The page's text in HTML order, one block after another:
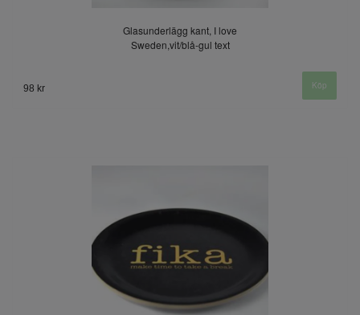
Glasunderlägg kant, I love
Sweden,vit/blå-gul text
98 kr